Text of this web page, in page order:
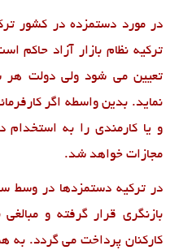
در مورد دستمزده در کشور
ترکیه نظام بازار آزاد حاکم
تعیین می شود ولی دولت هر
نماید. بدین واسطه اگر
و یا کارمندی را به استخدام
مجازات خواهد شد.
در ترکیه دستمزدها در وسط
بازنگری قرار گرفته و
کارکنان پرداخت می گردد. به